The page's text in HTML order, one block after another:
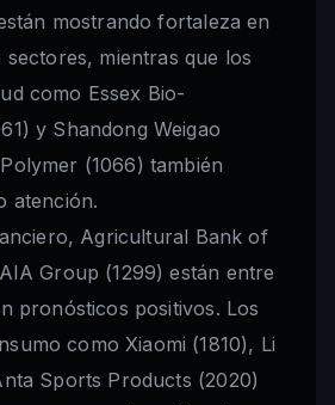
mostrando fortaleza en
sectores, mientras que los
como Essex Bio-
y Shandong Weigao
(1066) también
atención.
Agricultural Bank of
Group (1299) están entre
pronósticos positivos. Los
como Xiaomi (1810), Li
Sports Products (2020)